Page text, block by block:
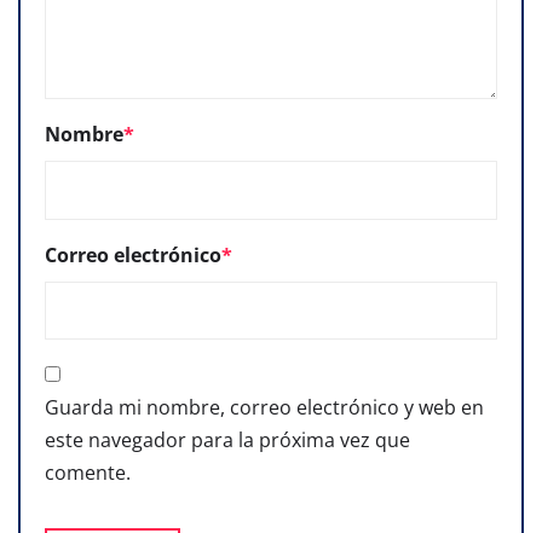
Nombre*
Correo electrónico*
Guarda mi nombre, correo electrónico y web en
este navegador para la próxima vez que
comente.